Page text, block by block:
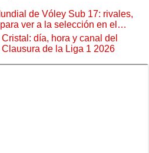
de Vóley Sub 17: rivales,
ver a la selección en el
día, hora y canal del
de la Liga 1 2026